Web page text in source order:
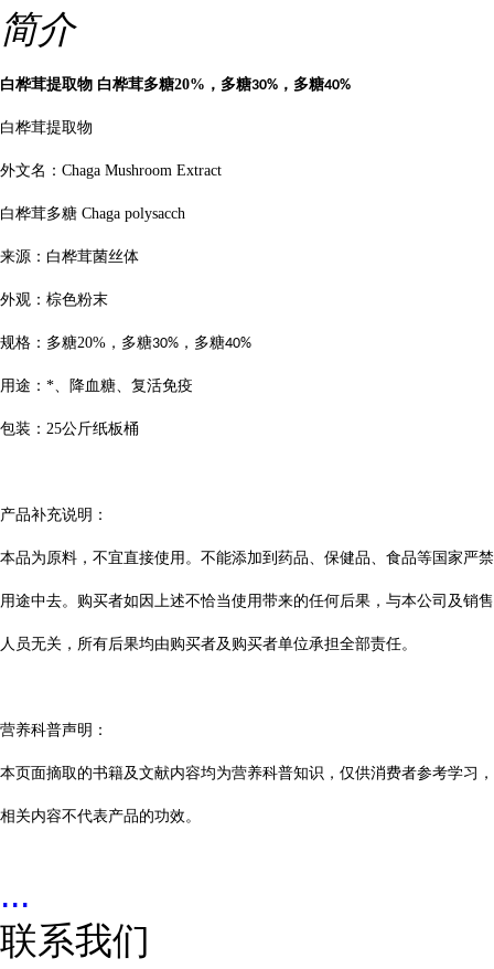
简介
白桦茸提取物 白桦茸多糖20% ，多糖30% ，多糖40%
白桦茸提取物
外文名： Chaga Mushroom Extract
白桦茸多糖 Chaga polysacch
来源： 白桦茸菌丝体
外观：棕色粉末
规格：多糖20% ，多糖30% ，多糖40%
用途：*、降血糖、复活免疫
包装： 25公斤纸板桶
产品补充说明：
本品为原料，不宜直接使用。不能添加到药品、保健品、食品等国家严禁
用途中去。购买者如因上述不恰当使用带来的任何后果，与本公司及销售
人员无关，所有后果均由购买者及购买者单位承担全部责任。
营养科普声明：
本页面摘取的书籍及文献内容均为营养科普知识，仅供消费者参考学习，
相关内容不代表产品的功效。
...
联系我们